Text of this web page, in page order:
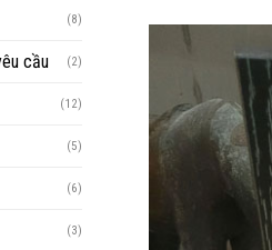
(8)
cầu (2)
(12)
(5)
(6)
(3)